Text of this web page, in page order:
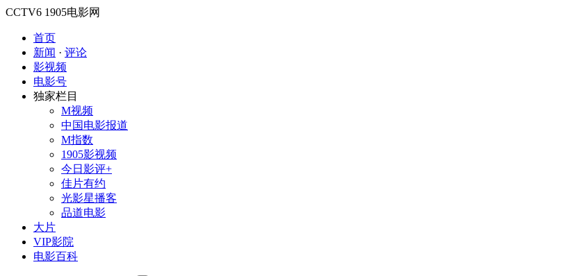
CCTV6 1905电影网
首页
新闻 · 评论
影视频
电影号
独家栏目
M视频
中国电影报道
M指数
1905影视频
今日影评+
佳片有约
光影星播客
品道电影
大片
VIP影院
电影百科